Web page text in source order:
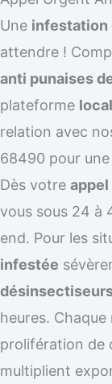
Une infestation
attendre !
anti punaises
plateforme
relation avec
68490 pour une
Dès votre
vous sous 24 à
end. Pour les
infestée
heures.
prolifération de
multiplient